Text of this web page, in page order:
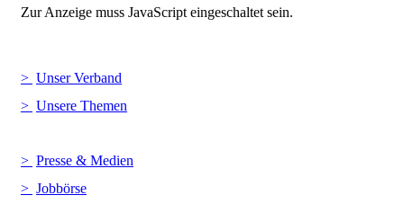
Zur Anzeige muss JavaScript eingeschaltet sein.
Unser Verband
Unsere Themen
Presse & Medien
Jobbörse